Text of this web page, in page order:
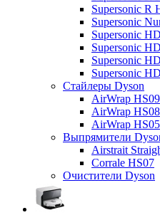
Supersonic R
Supersonic
Supersonic
Supersonic
Supersonic
Supersonic
Стайлеры Dyson
AirWrap HS09
AirWrap HS08
AirWrap HS05
Выпрямители
Airstrait
Corrale HS07
Очистители Dyson